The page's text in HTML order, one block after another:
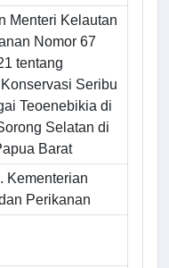
Menteri Kelautan
Nomor 67
tentang
Seribu
Teoenebikia di
Selatan di
Barat
Kementerian
Perikanan